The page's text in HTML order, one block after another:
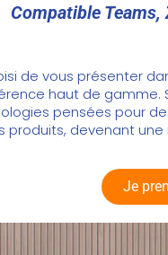
Compatible Teams,
de vous présenter
haut de gamme.
pensées pour
produits, devenant
Je